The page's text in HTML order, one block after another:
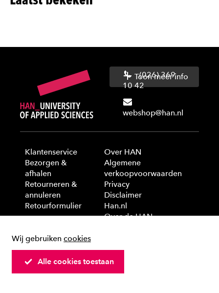
(026) 369
10 42
webshop@han.nl
Toon meer info
Klantenservice
Bezorgen &
afhalen
Retourneren &
annuleren
Retourformulier
Over HAN
Algemene
verkoopvoorwaarden
Privacy
Disclaimer
Han.nl
Over de HAN
Wij gebruiken cookies
Alle cookies toestaan